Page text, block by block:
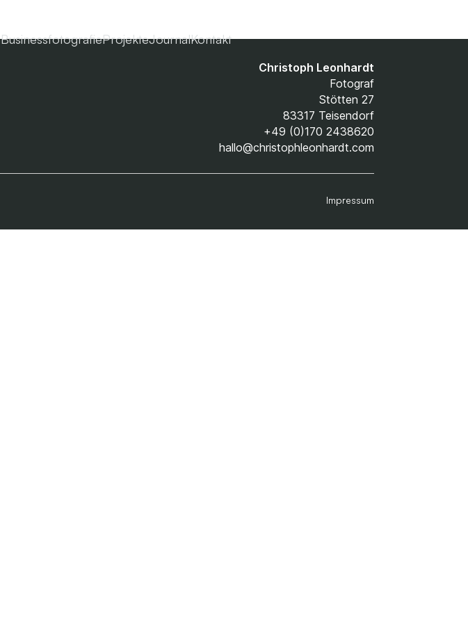
BusinessfotografieProjekteJournalKontakt
Christoph Leonhardt
Fotograf
Stötten 27
83317 Teisendorf
+49 (0)170 2438620
hallo@christophleonhardt.com
Impressum